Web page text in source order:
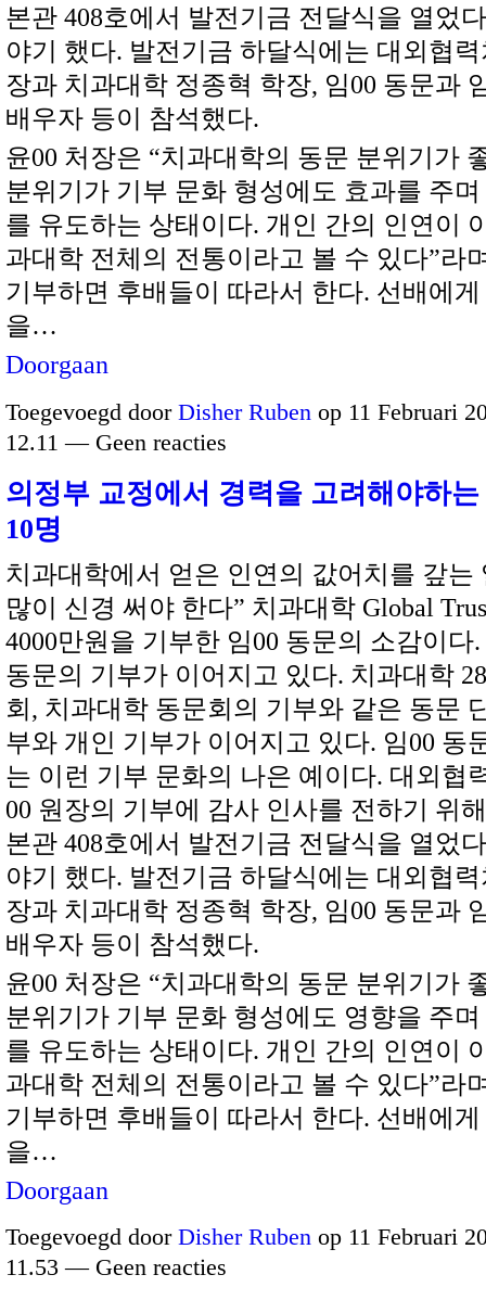
본관 408호에서 발전기금 전달식을 열었
야기 했다. 발전기금 하달식에는 대외협력
장과 치과대학 정종혁 학장, 임00 동문과
배우자 등이 참석했다.
윤00 처장은 “치과대학의 동문 분위기가
분위기가 기부 문화 형성에도 효과를 주
를 유도하는 상태이다. 개인 간의 인연이
과대학 전체의 전통이라고 볼 수 있다”라
기부하면 후배들이 따라서 한다. 선배에
을…
Doorgaan
Toegevoegd door Disher Ruben op 11 Februari
12.11 — Geen reacties
의정부 교정에서 경력을 고려해야하
10명
치과대학에서 얻은 인연의 값어치를 갚는
많이 신경 써야 한다” 치과대학 Global
4000만원을 기부한 임00 동문의 소감이다
동문의 기부가 이어지고 있다. 치과대학
회, 치과대학 동문회의 기부와 같은 동문
부와 개인 기부가 이어지고 있다. 임00 동
는 이런 기부 문화의 나은 예이다. 대외협
00 원장의 기부에 감사 인사를 전하기 위
본관 408호에서 발전기금 전달식을 열었
야기 했다. 발전기금 하달식에는 대외협력
장과 치과대학 정종혁 학장, 임00 동문과
배우자 등이 참석했다.
윤00 처장은 “치과대학의 동문 분위기가
분위기가 기부 문화 형성에도 영향을 주
를 유도하는 상태이다. 개인 간의 인연이
과대학 전체의 전통이라고 볼 수 있다”라
기부하면 후배들이 따라서 한다. 선배에
을…
Doorgaan
Toegevoegd door Disher Ruben op 11 Februari
11.53 — Geen reacties